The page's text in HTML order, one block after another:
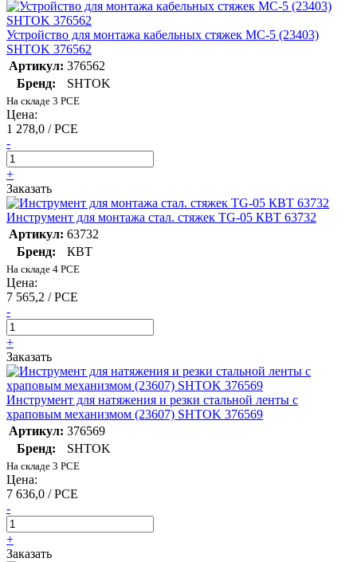
Устройство для монтажа кабельных стяжек МС-5 (23403)
SHTOK 376562
Артикул: 376562
Бренд:
SHTOK
На складе 3 PCE
Цена:
1 278,0 / PCE
-
+
Заказать
Инструмент для монтажа стал. стяжек TG-05 КВТ 63732
Артикул: 63732
Бренд:
КВТ
На складе 4 PCE
Цена:
7 565,2 / PCE
-
+
Заказать
Инструмент для натяжения и резки стальной ленты с
храповым механизмом (23607) SHTOK 376569
Артикул: 376569
Бренд:
SHTOK
На складе 3 PCE
Цена:
7 636,0 / PCE
-
+
Заказать